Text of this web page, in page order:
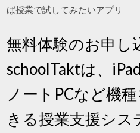
ば授業で試してみたいアプリ
無料体験のお申し
schoolTaktは、
ノートPCなど機
きる授業支援シス